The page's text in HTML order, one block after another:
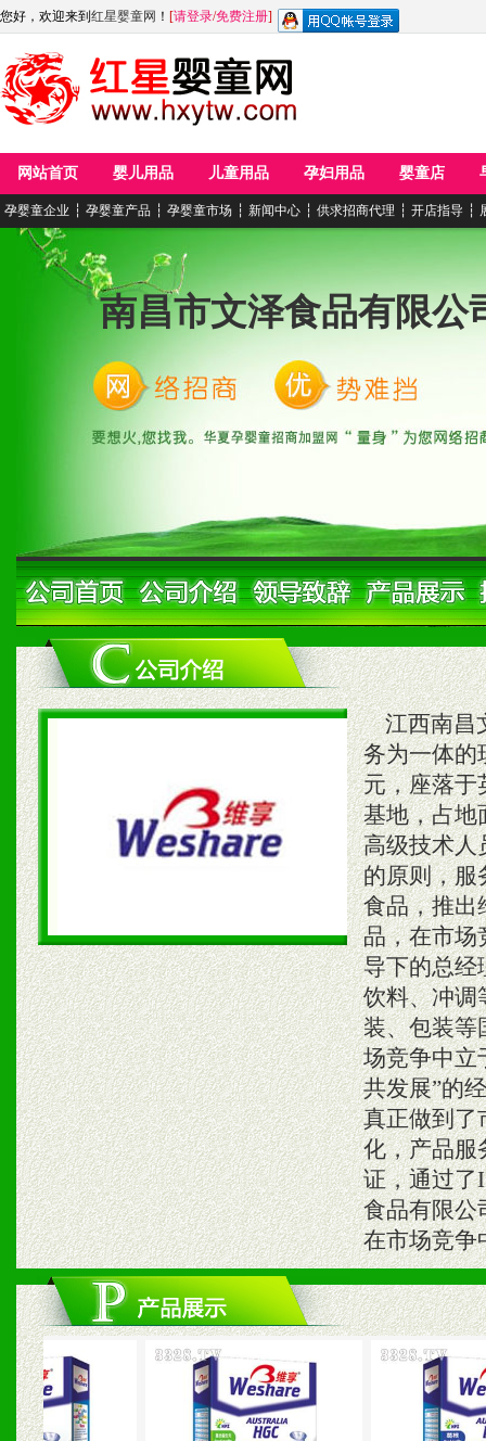
您好，欢迎来到 红星婴童网 ！ [请登录/免费注册]
网站首页 婴儿用品 儿童用品 孕妇用品 婴童店
孕婴童企业 ┆ 孕婴童产品 ┆ 孕婴童市场 ┆ 新闻中心 ┆ 供求招商代理 ┆ 开店指导 ┆
南昌市文泽食品有限公
江西南昌
务为一体的
元，座落于
基地，占地
高级技术人
的原则，服
食品，推出
品，在市
导下的总经
饮料、冲调
装、包装等
场竞争中立
共发展”的
真正做到了
化，产品服
证，通过
食品有限公
在市场竞争